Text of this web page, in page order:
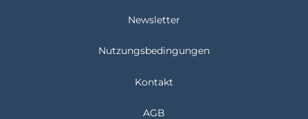
Newsletter
Nutzungsbedingungen
Kontakt
AGB